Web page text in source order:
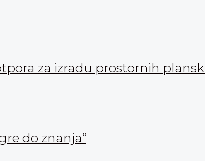
za izradu prostornih
do znanja“